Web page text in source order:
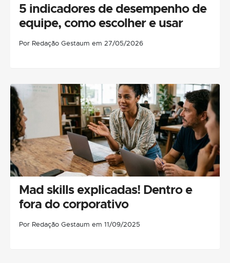
5 indicadores de desempenho de
equipe, como escolher e usar
Por Redação Gestaum em 27/05/2026
Mad skills explicadas! Dentro e
fora do corporativo
Por Redação Gestaum em 11/09/2025